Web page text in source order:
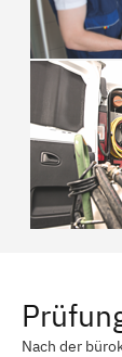
Nach der